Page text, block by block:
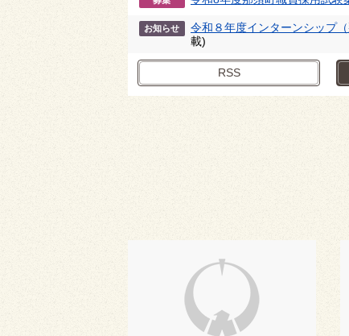
RSS
お知らせ 令和８年度インターンシップ（
載)